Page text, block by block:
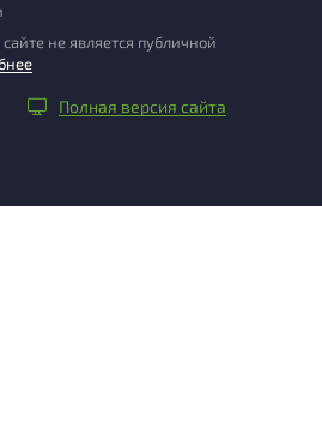
не является публичной
Полная версия сайта